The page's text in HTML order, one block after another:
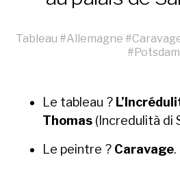
Tableau #Allemagne #
#Potsdam
Le tableau ?
Thomas (Incredulità di
Le pein­tre ? Car­avage.